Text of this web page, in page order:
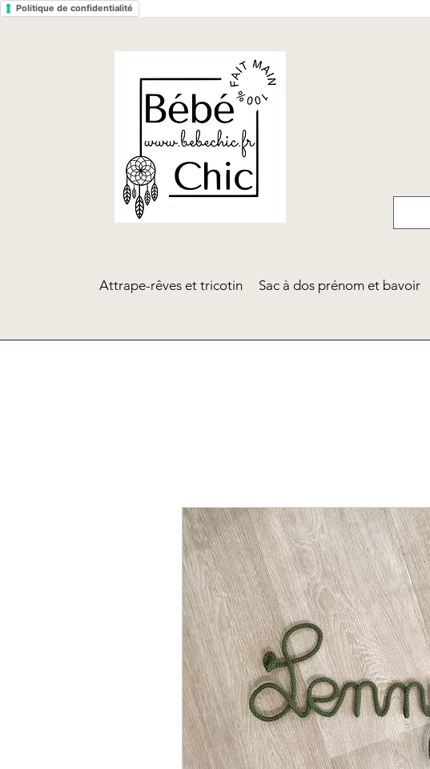
Politique de confidentialité
Attrape-rêves et tricotin Sac à dos prénom et bavoir